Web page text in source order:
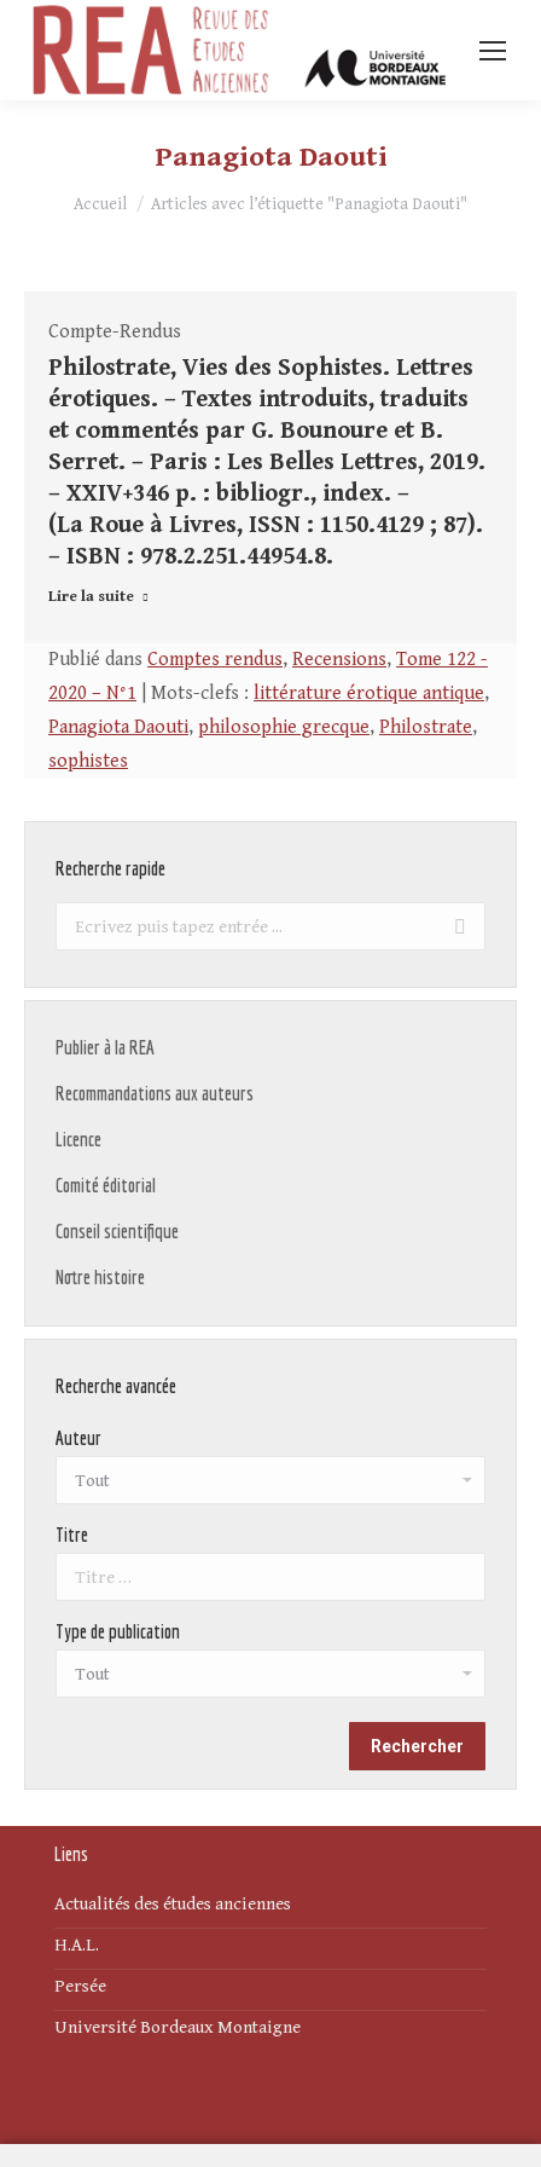
Panagiota Daouti
Vous êtes ici :
Accueil Articles avec l’étiquette "Panagiota Daouti"
Compte-Rendus
Philostrate, Vies des Sophistes. Lettres
érotiques. – Textes introduits, traduits
et commentés par G. Bounoure et B.
Serret. – Paris : Les Belles Lettres, 2019.
– XXIV+346 p. : bibliogr., index. –
(La Roue à Livres, ISSN : 1150.4129 ; 87).
– ISBN : 978.2.251.44954.8.
Lire la suite
Publié dans Comptes rendus, Recensions, Tome 122 -
2020 – N°1 | Mots-clefs : littérature érotique antique,
Panagiota Daouti, philosophie grecque, Philostrate,
sophistes
Recherche rapide
Recherche
Publier à la REA
Recommandations aux auteurs
Licence
Comité éditorial
Conseil scientifique
Notre histoire
Recherche avancée
Auteur
Titre
Type de publication
Liens
Actualités des études anciennes
H.A.L.
Persée
Université Bordeaux Montaigne